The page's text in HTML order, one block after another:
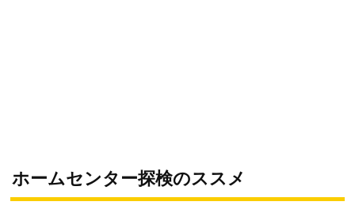
ホームセンター探検のススメ